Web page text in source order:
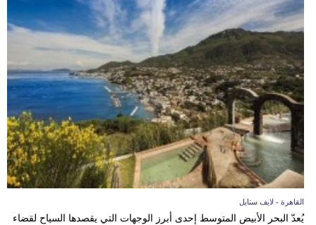
القاهرة - لايف ستايل
يُعدّ البحر الأبيض المتوسط إحدى أبرز الوجهات التي يقصدها السياح لقضاء